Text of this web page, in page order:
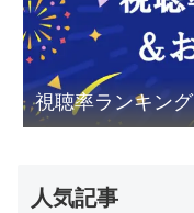
視聴率ランキング
人気記事